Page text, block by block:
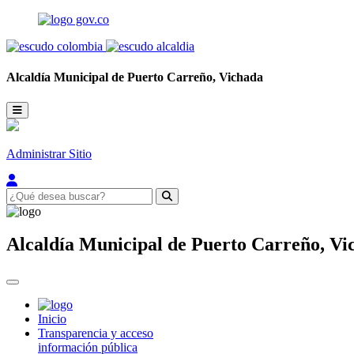
Alcaldía Municipal de Puerto Carreño, Vichada
Administrar Sitio
Alcaldía Municipal de Puerto Carreño,
Inicio
Transparencia y acceso
información pública